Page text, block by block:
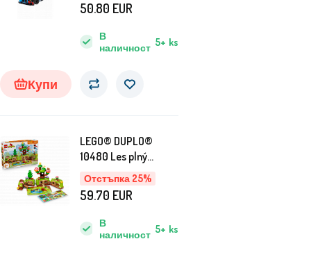
В
наличност 5+ ks
50.80 EUR
Купи
Отстъпка 25%
LEGO® DUPLO®
10480 Les plný
objevů a divokých
zvířátek
В
наличност 5+ ks
59.70 EUR